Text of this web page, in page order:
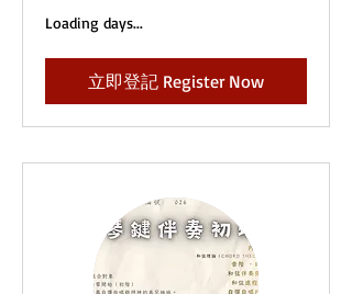
Loading days...
立即登記 Register Now